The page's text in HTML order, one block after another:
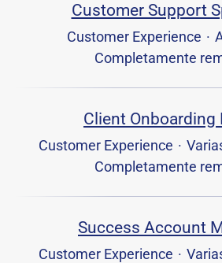
Customer Support
Customer Experience ·
Completamente
Client Onboarding
Customer Experience ·
Completamente
Success Account
Customer Experience ·